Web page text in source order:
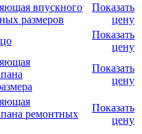
впускного
размеров
Показать
цену
Показать
цену
Показать
цену
ремонтных
Показать
цену